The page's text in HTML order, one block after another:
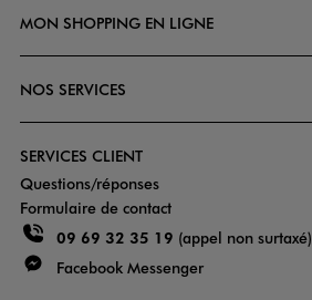
MON SHOPPING EN LIGNE
NOS SERVICES
SERVICES CLIENT
Questions/réponses
Formulaire de contact
09 69 32 35 19 (appel non surtaxé)
Facebook Messenger